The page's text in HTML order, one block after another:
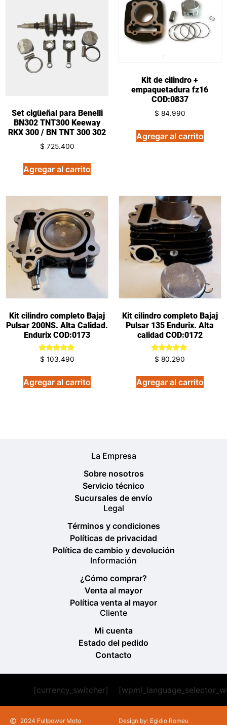
Set cigüeñal para Benelli
BN302 TNT300 Keeway
RKX 300 / BN TNT 300 302
$ 725.400
Agregar al carrito
Kit de cilindro +
empaquetadura fz16
COD:0837
$ 84.990
Agregar al carrito
Kit cilindro completo Bajaj
Pulsar 200NS. Alta Calidad.
Endurix COD:0173
Valorado
en
de 5
$ 103.490
Agregar al carrito
Kit cilindro completo Bajaj
Pulsar 135 Endurix. Alta
calidad COD:0172
Valorado
en
de 5
$ 80.290
Agregar al carrito
La Empresa
Sobre nosotros
Servicio técnico
Sucursales de envío
Legal
Términos y condiciones
Políticas de privacidad
Política de cambio y devolución
Información
¿Cómo comprar?
Venta al mayor
Política venta al mayor
Cliente
Mi cuenta
Estado del pedido
Contacto
[currency_switcher]
2024 Fullpower Moto Design by: Egidio Romeu